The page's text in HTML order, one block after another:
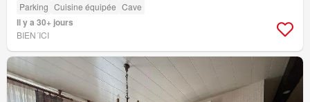
Parking Cuisine équipée Cave
Il y a 30+ jours
BIEN´ICI